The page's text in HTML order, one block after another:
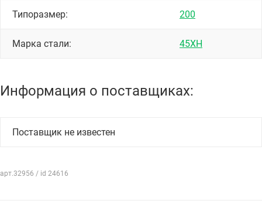
Типоразмер: 200
Марка стали: 45ХН
Информация о поставщиках:
Поставщик не известен
арт.32956 / id 24616